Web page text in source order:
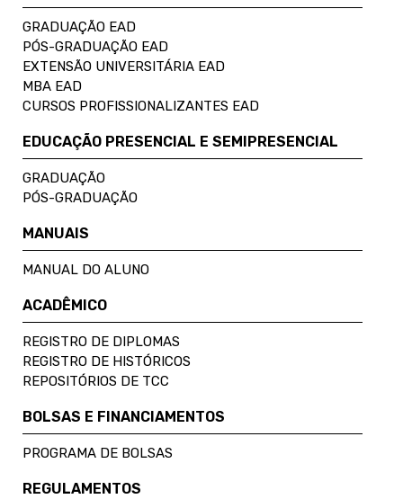
GRADUAÇÃO EAD
PÓS-GRADUAÇÃO EAD
EXTENSÃO UNIVERSITÁRIA EAD
MBA EAD
CURSOS PROFISSIONALIZANTES EAD
EDUCAÇÃO PRESENCIAL E SEMIPRESENCIAL
GRADUAÇÃO
PÓS-GRADUAÇÃO
MANUAIS
MANUAL DO ALUNO
ACADÊMICO
REGISTRO DE DIPLOMAS
REGISTRO DE HISTÓRICOS
REPOSITÓRIOS DE TCC
BOLSAS E FINANCIAMENTOS
PROGRAMA DE BOLSAS
REGULAMENTOS